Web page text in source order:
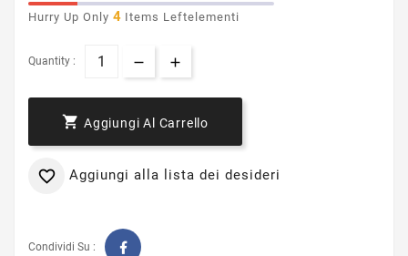
Hurry Up Only 4 Items Leftelementi
Quantity :
 Aggiungi Al Carrello
 Aggiungi alla lista dei desideri
Condividi Su :